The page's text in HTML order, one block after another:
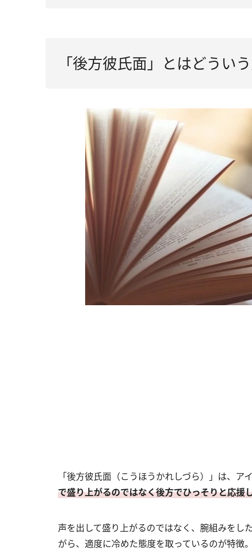
「後方彼氏面」とはどうい
「後方彼氏面（こうほうかれしづら）」は、ア
で盛り上がるのではなく後方でひっそりと応援
声を出して盛り上がるのではなく、腕組みをし
がら、適度に冷めた態度を取っているのが特徴。